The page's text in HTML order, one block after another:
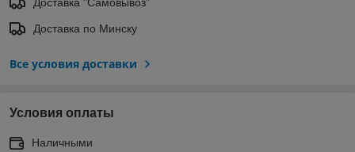
Доставка по Минску
Все условия доставки
Условия оплаты
Наличными